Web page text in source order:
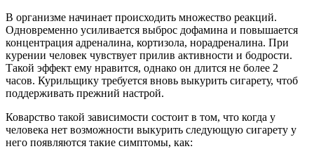
В организме начинает происходить множество реакций.
Одновременно усиливается выброс дофамина и повышается
концентрация адреналина, кортизола, норадреналина. При
курении человек чувствует прилив активности и бодрости.
Такой эффект ему нравится, однако он длится не более 2
часов. Курильщику требуется вновь выкурить сигарету, чтоб
поддерживать прежний настрой.
Коварство такой зависимости состоит в том, что когда у
человека нет возможности выкурить следующую сигарету у
него появляются такие симптомы, как: